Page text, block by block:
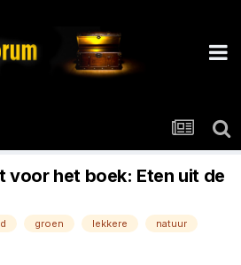
voor het boek: Eten uit de
groen lekkere
natuur